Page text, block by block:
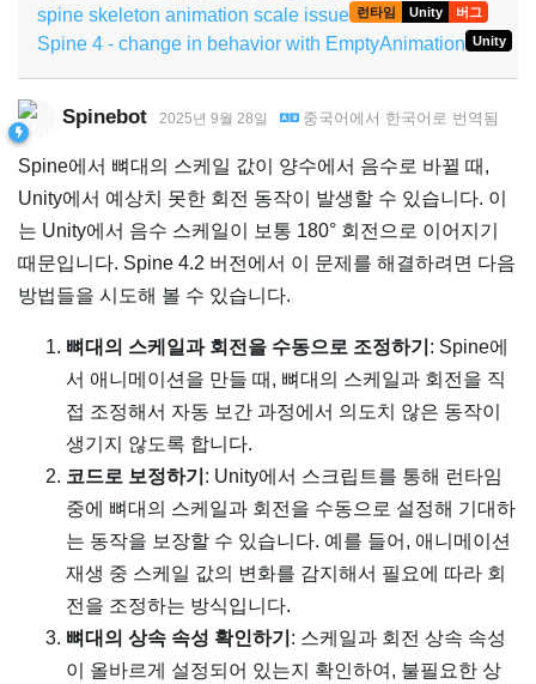
spine skeleton animation scale issue 런타임 Unity 버그
Spine 4 - change in behavior with EmptyAnimation Unity
Spinebot 2025년 9월 28일 중국어 에서 한국어 로 번역됨
Spine에서 뼈대의 스케일 값이 양수에서 음수로 바뀔 때,
Unity에서 예상치 못한 회전 동작이 발생할 수 있습니다. 이
는 Unity에서 음수 스케일이 보통 180° 회전으로 이어지기
때문입니다. Spine 4.2 버전에서 이 문제를 해결하려면 다음
방법들을 시도해 볼 수 있습니다.
뼈대의 스케일과 회전을 수동으로 조정하기 : Spine에
서 애니메이션을 만들 때, 뼈대의 스케일과 회전을 직
접 조정해서 자동 보간 과정에서 의도치 않은 동작이
생기지 않도록 합니다.
코드로 보정하기 : Unity에서 스크립트를 통해 런타임
중에 뼈대의 스케일과 회전을 수동으로 설정해 기대하
는 동작을 보장할 수 있습니다. 예를 들어, 애니메이션
재생 중 스케일 값의 변화를 감지해서 필요에 따라 회
전을 조정하는 방식입니다.
뼈대의 상속 속성 확인하기 : 스케일과 회전 상속 속성
이 올바르게 설정되어 있는지 확인하여, 불필요한 상